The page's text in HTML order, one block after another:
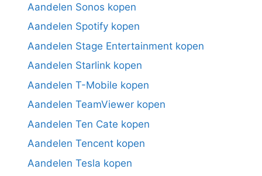
Aandelen Sonos kopen
Aandelen Spotify kopen
Aandelen Stage Entertainment kopen
Aandelen Starlink kopen
Aandelen T-Mobile kopen
Aandelen TeamViewer kopen
Aandelen Ten Cate kopen
Aandelen Tencent kopen
Aandelen Tesla kopen